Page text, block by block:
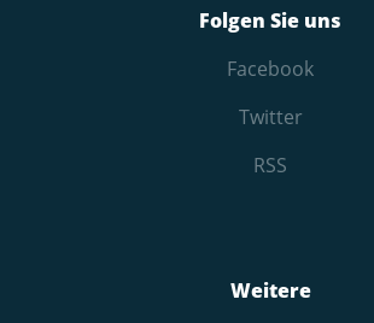
Folgen Sie uns
Facebook
Twitter
RSS
Weitere